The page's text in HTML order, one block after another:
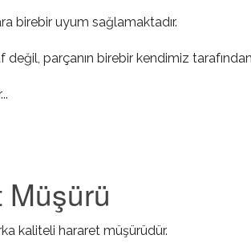
birebir uyum sağlamaktadır.
parçanın birebir kendimiz
hakkında
Müşürü
kaliteli hararet müşürüdür.